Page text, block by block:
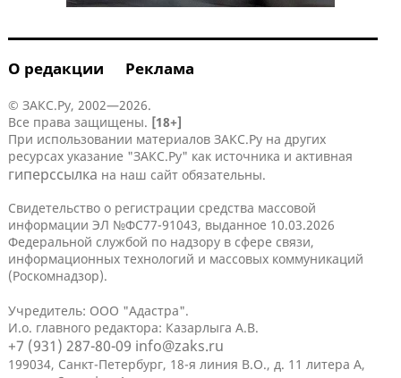
О редакции Реклама
© ЗАКС.Ру, 2002—2026.
Все права защищены. [18+]
При использовании материалов ЗАКС.Ру на других
ресурсах указание "ЗАКС.Ру" как источника и активная
гиперссылка на наш сайт обязательны.
Свидетельство о регистрации средства массовой
информации ЭЛ №ФС77-91043, выданное 10.03.2026
Федеральной службой по надзору в сфере связи,
информационных технологий и массовых коммуникаций
(Роскомнадзор).
Учредитель: ООО "Адастра".
И.о. главного редактора: Казарлыга А.В.
+7 (931) 287-80-09 info@zaks.ru
199034, Санкт-Петербург, 18-я линия В.О., д. 11 литера А,